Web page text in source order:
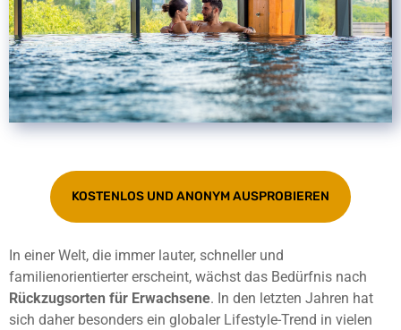
KOSTENLOS UND ANONYM AUSPROBIEREN
In einer Welt, die immer lauter, schneller und
familienorientierter erscheint, wächst das Bedürfnis nach
Rückzugsorten für Erwachsene. In den letzten Jahren hat
sich daher besonders ein globaler Lifestyle-Trend in vielen